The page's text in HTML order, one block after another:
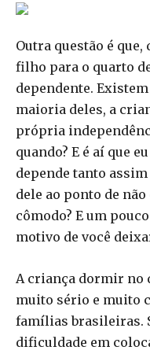
Outra questão é que,
filho para o quarto
dependente.
maioria deles, a
própria
quando? E é aí que
depende tanto assim
dele ao ponto de
cômodo? E um
motivo de você
A criança dormir no
muito sério e muito
famílias brasileiras.
dificuldade em